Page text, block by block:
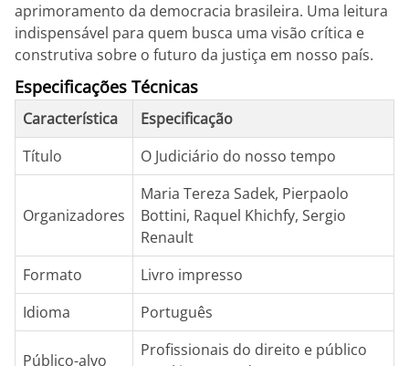
aprimoramento da democracia brasileira. Uma leitura
indispensável para quem busca uma visão crítica e
construtiva sobre o futuro da justiça em nosso país.
Especificações Técnicas
Característica
Especificação
Título
O Judiciário do nosso tempo
Organizadores
Maria Tereza Sadek, Pierpaolo
Bottini, Raquel Khichfy, Sergio
Renault
Formato
Livro impresso
Idioma
Português
Público-alvo
Profissionais do direito e público